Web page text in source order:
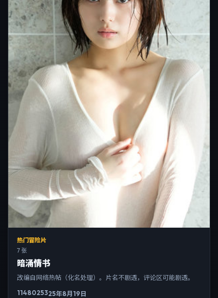
热门冒险片
7 张
暗涌情书
改编自网络热帖（化名处理）。片名不剧透，评论区可能剧透。
1148025325年8月19日